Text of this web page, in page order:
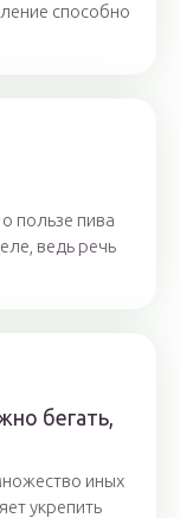
способно
пользе пива
ведь речь
бегать,
иных
укрепить